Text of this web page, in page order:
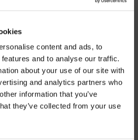
content and ads, to
and to analyse our traffic.
about your use of our site with
and analytics partners who
information that you’ve
they’ve collected from your use